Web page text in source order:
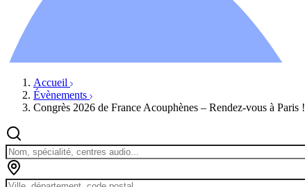
Évènements
Accueil
Évènements
Congrès 2026 de France Acouphènes – Rendez-vous à Paris !